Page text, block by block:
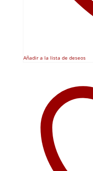
Añadir a la lista de deseos